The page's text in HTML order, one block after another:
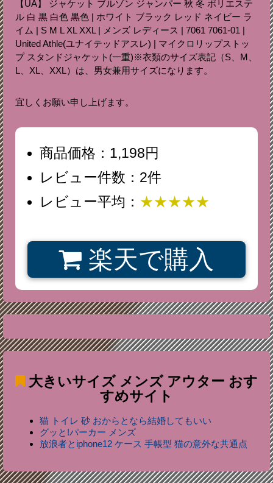
【UA】 ジャケット ブルゾン ジャンパー 秋 冬 ポリエステ
ル 白 黒 白色 黒色 | ホワイト ブラック レッド ネイビー ラ
イム | S M L XL XXL | メンズ レディース | 7061 7061-01 |
United Athle(ユナイテッドアスレ) | マイクロリップストッ
プ スタンドジャケット(一重)※衣類のサイズ表記（S、M、
L、XL、XXL）は、男女兼用サイズになります。
宜しくお願い申し上げます。
商品価格：1,198円
レビュー件数：2件
レビュー平均： ★★★★★
楽天で購入
大きいサイズ メンズ アウター おす
すめサイト
猫 トイレ 砂 おからとなら結婚してもいい
グッと!パーカー メンズ
放浪者とiphone12 ケース 手帳型 猫の意外な共通点